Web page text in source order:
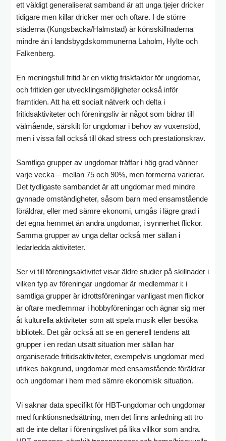
ett väldigt generaliserat samband är att unga tjejer dricker
tidigare men killar dricker mer och oftare. I de större
städerna (Kungsbacka/Halmstad) är könsskillnaderna
mindre än i landsbygdskommunerna Laholm, Hylte och
Falkenberg.
En meningsfull fritid är en viktig friskfaktor för ungdomar,
och fritiden ger utvecklingsmöjligheter också inför
framtiden. Att ha ett socialt nätverk och delta i
fritidsaktiviteter och föreningsliv är något som bidrar till
välmående, särskilt för ungdomar i behov av vuxenstöd,
men i vissa fall också till ökad stress och prestationskrav.
Samtliga grupper av ungdomar träffar i hög grad vänner
varje vecka – mellan 75 och 90%, men formerna varierar.
Det tydligaste sambandet är att ungdomar med mindre
gynnade omständigheter, såsom barn med ensamstående
föräldrar, eller med sämre ekonomi, umgås i lägre grad i
det egna hemmet än andra ungdomar, i synnerhet flickor.
Samma grupper av unga deltar också mer sällan i
ledarledda aktiviteter.
Ser vi till föreningsaktivitet visar äldre studier på skillnader i
vilken typ av föreningar ungdomar är medlemmar i: i
samtliga grupper är idrottsföreningar vanligast men flickor
är oftare medlemmar i hobbyföreningar och ägnar sig mer
åt kulturella aktiviteter som att spela musik eller besöka
bibliotek. Det går också att se en generell tendens att
grupper i en redan utsatt situation mer sällan har
organiserade fritidsaktiviteter, exempelvis ungdomar med
utrikes bakgrund, ungdomar med ensamstående föräldrar
och ungdomar i hem med sämre ekonomisk situation.
Vi saknar data specifikt för HBT-ungdomar och ungdomar
med funktionsnedsättning, men det finns anledning att tro
att de inte deltar i föreningslivet på lika villkor som andra.